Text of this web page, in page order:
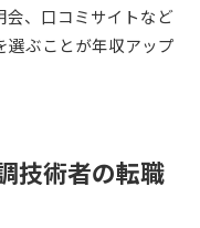
会、口コミサイトなど
選ぶことが年収アップ
技術者の転職